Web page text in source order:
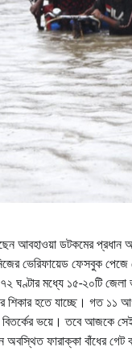
আবহাওয়া ডটকমের প্রধান
ভেরিফায়েড ফেসবুক
ঘণ্টার মধ্যে ১৫-২০টি
শিকার হতে যাচ্ছে। গত
ভয়ে। তবে আজকে
ফারাক্কা বাঁধের